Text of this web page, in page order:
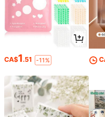
CA$1.51 -11%